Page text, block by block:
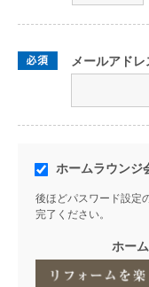
メールアドレ
ホームラウンジ
後ほどパスワード設定
完了ください。
ホー